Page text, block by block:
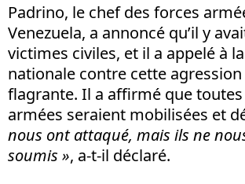
Padrino, le chef des forces
Venezuela, a annoncé qu’il y
victimes civiles, et il a appelé à
nationale contre cette
flagrante. Il a affirmé que
armées seraient mobilisées et
nous ont attaqué, mais ils ne
soumis », a-t-il déclaré.